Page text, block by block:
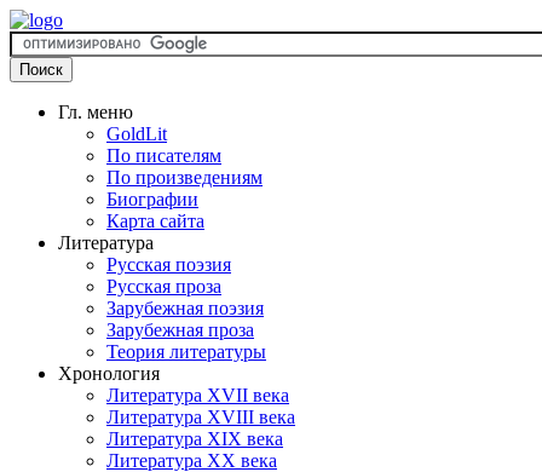
Гл. меню
GoldLit
По писателям
По произведениям
Биографии
Карта сайта
Литература
Русская поэзия
Русская проза
Зарубежная поэзия
Зарубежная проза
Теория литературы
Хронология
Литература XVII века
Литература XVIII века
Литература XIX века
Литература XX века